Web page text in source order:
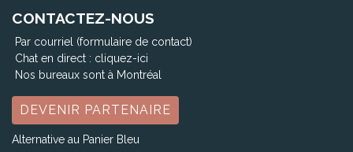
CONTACTEZ-NOUS
Par courriel (formulaire de contact)
Chat en direct : cliquez-ici
Nos bureaux sont à Montréal
DEVENIR PARTENAIRE
Alternative au Panier Bleu